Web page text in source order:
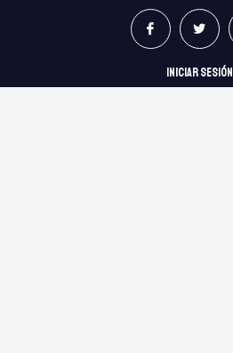
INICIAR SESIÓN